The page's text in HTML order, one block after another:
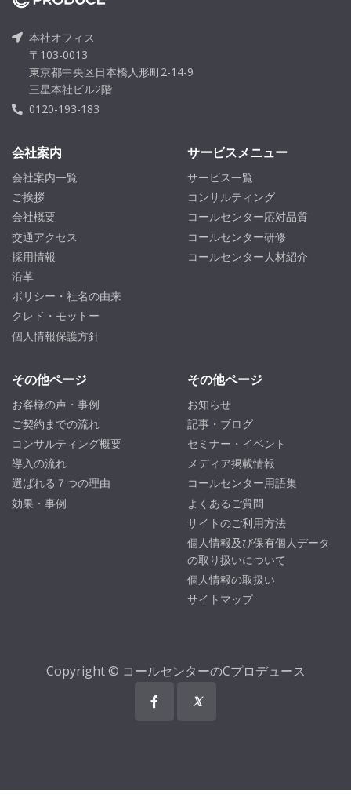
本社オフィス
〒103-0013
東京都中央区日本橋人形町2-14-9
三星本社ビル2階
0120-193-183
会社案内
会社案内一覧
ご挨拶
会社概要
交通アクセス
採用情報
沿革
ポリシー・社名の由来
クレド・モットー
個人情報保護方針
サービスメニュー
サービス一覧
コンサルティング
コールセンター応対品質
コールセンター研修
コールセンター人材紹介
その他ページ
お客様の声・事例
ご契約までの流れ
コンサルティング概要
導入の流れ
選ばれる７つの理由
効果・事例
その他ページ
お知らせ
記事・ブログ
セミナー・イベント
メディア掲載情報
コールセンター用語集
よくあるご質問
サイトのご利用方法
個人情報及び保有個人データ
の取り扱いについて
個人情報の取扱い
サイトマップ
Copyright © コールセンターのCプロデュース